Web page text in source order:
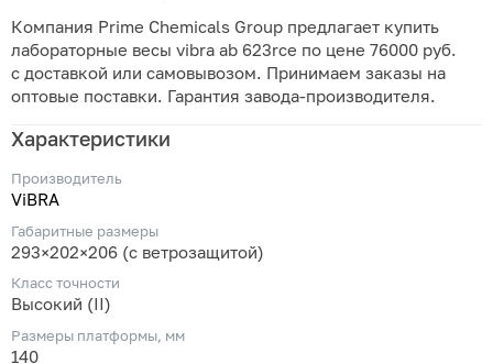
Компания Prime Chemicals Group предлагает купить
лабораторные весы vibra ab 623rce по цене 76000 руб.
с доставкой или самовывозом. Принимаем заказы на
оптовые поставки. Гарантия завода-производителя.
Характеристики
Производитель
ViBRA
Габаритные размеры
293×202×206 (с ветрозащитой)
Класс точности
Высокий (II)
Размеры платформы, мм
140